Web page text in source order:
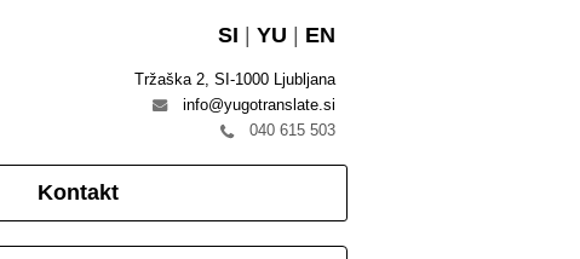
SI YU EN
Tržaška 2, SI-1000 Ljubljana
info@yugotranslate.si
040 615 503
Kontakt